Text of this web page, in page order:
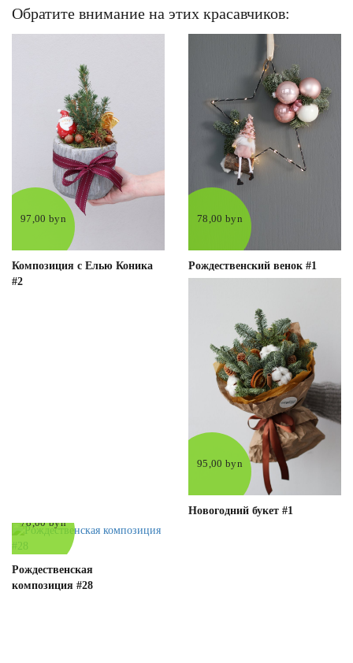
Обратите внимание на этих красавчиков:
97,00 byn
Композиция с Елью Коника
#2
78,00 byn
Рождественcкий венок #1
95,00 byn
Новогодний букет #1
78,00 byn
Рождественская
композиция #28